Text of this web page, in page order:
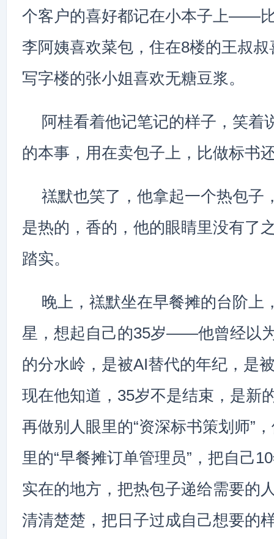
个客户的喜好都记在小本子上——
李阿姨喜欢菜包，住在8楼的王叔
写字楼的张小姐喜欢无糖豆浆。
阿桂看着他记笔记的样子，笑着
的本事，用在卖包子上，比做标书
禚默也笑了，他拿起一个热包子
是热的，香的，他的眼睛里没有了
踏实。
晚上，禚默坐在早餐摊的台阶上
星，想起自己的35岁——他曾经以
的分水岭，是被AI替代的年纪，是
现在他知道，35岁不是结束，是新
再做别人眼里的“资深标书策划师”
里的“早餐摊订单管理员”，把自己
实在的地方，把热包子递给需要的
清清楚楚，把日子过成自己想要的